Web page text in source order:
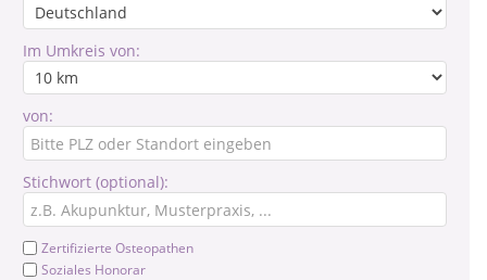
Im Umkreis von:
von:
Stichwort (optional):
Zertifizierte Osteopathen
Soziales Honorar